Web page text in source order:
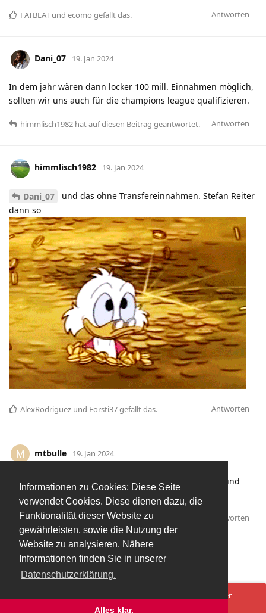
Informationen zu Cookies: Diese Seite
verwendet Cookies. Diese dienen dazu, die
Funktionalität dieser Website zu
gewährleisten, sowie die Nutzung der
Website zu analysieren. Nähere
Informationen finden Sie in unserer
Datenschutzerklärung.
Alles klar.
Antworten
FATBEAT und ecomo gefällt das.
Dani_07 19. Jan 2024
In dem jahr wären dann locker 100 mill. Einnahmen möglich,
sollten wir uns auch für die champions league qualifizieren.
Antworten
himmlisch1982 hatauf diesen Beitrag geantwortet.
himmlisch1982 19. Jan 2024
Dani_07
und das ohne Transfereinnahmen. Stefan Reiter
dann so
Antworten
AlexRodriguez und Forsti37gefällt das.
M mtbulle 19. Jan 2024
Sollten von dem Geld lieber mal n gescheiten Trainer und
gute Neuzugänge holen, als drin zu schwimmen
Antworten
mmh1hatauf diesen Beitrag geantwortet.
ogris,Herbert-Ayahuaska , undecomogefällt das
Mehr laden
Ups! Da ist was schief gelaufen. Bitte lade die Seite neu oder